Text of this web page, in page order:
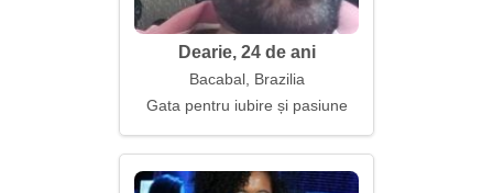
Dearie, 24 de ani
Bacabal, Brazilia
Gata pentru iubire și pasiune